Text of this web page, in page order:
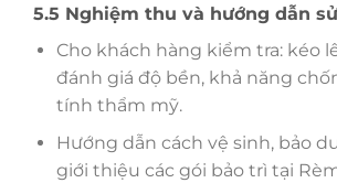
5.5 Nghiệm thu và hướng dẫn
Cho khách hàng kiểm tra: kéo
đánh giá độ bền, khả năng
tính thẩm mỹ.
Hướng dẫn cách vệ sinh, bảo
giới thiệu các gói bảo trì tại